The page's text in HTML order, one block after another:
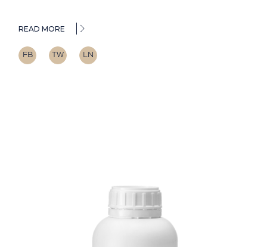
READ MORE
FB TW LN